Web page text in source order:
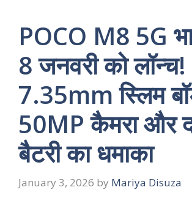
POCO M8 5G
8 जनवरी को लॉन्च!
7.35mm स्लिम
50MP कैमरा और
बैटरी का धमाका
January 3, 2026 by Mariya Disuza